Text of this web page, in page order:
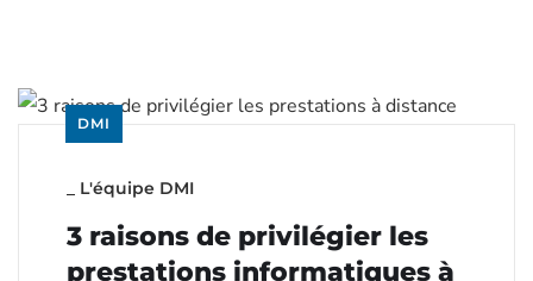
DMI
L'équipe DMI
3 raisons de privilégier les
prestations informatiques à